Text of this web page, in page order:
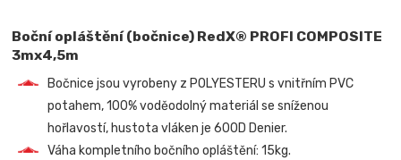
Boční opláštění (bočnice) RedX® PROFI COMPOSITE
3mx4,5m
Bočnice jsou vyrobeny z POLYESTERU s vnitřním PVC
potahem, 100% voděodolný materiál se sníženou
hořlavostí, hustota vláken je 600D Denier.
Váha kompletního bočního opláštění: 15kg.